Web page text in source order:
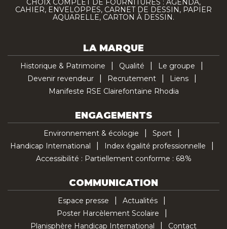
CHOIX COMPLET DE FOURNITURES : AGENDA,
CAHIER, ENVELOPPES, CARNET DE DESSIN, PAPIER
AQUARELLE, CARTON À DESSIN.
LA MARQUE
Historique & Patrimoine Qualité
Le groupe
Devenir revendeur
Recrutement
Liens
Manifeste RSE Clairefontaine Rhodia
ENGAGEMENTS
Environnement & écologie
Sport
Handicap International
Index égalité professionnelle
Accessibilité : Partiellement conforme : 68%
COMMUNICATION
Espace presse
Actualités
Poster Harcèlement Scolaire
Planisphère Handicap International
Contact